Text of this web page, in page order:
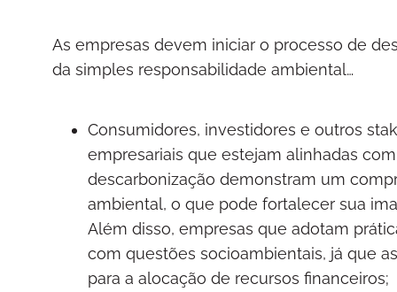
As empresas devem iniciar o processo de
da simples responsabilidade ambiental…
Consumidores, investidores e outros
empresariais que estejam alinhadas
descarbonização demonstram um
ambiental, o que pode fortalecer sua
Além disso, empresas que adotam
com questões socioambientais, já que
para a alocação de recursos financeiros;